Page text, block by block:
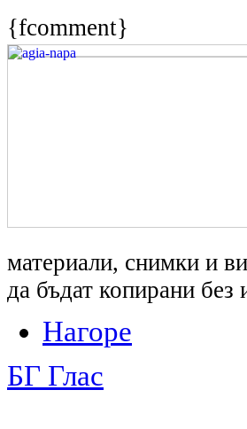
{fcomment}
материали, снимки и
да бъдат копирани без
Нагоре
БГ Глас